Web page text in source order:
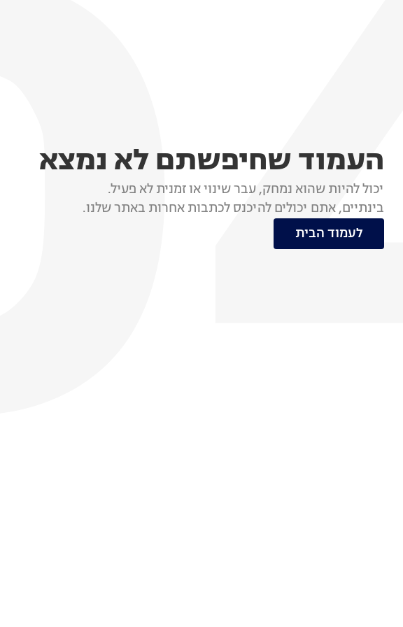
העמוד שחיפשתם לא נמצא
יכול להיות שהוא נמחק, עבר שינוי או זמנית לא פעיל.
בינתיים, אתם יכולים להיכנס לכתבות אחרות באתר שלנו.
לעמוד הבית